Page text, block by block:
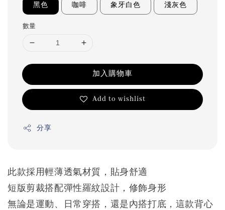
黑色 咖啡 象牙白色 淺灰色
數量
加入購物車
Add to wishlist
分享
此款採用輕薄透氣材質，貼身舒適
短版剪裁搭配彈性羅紋設計，修飾身形
無論是運動、日常穿搭，還是內搭打底，這款背心